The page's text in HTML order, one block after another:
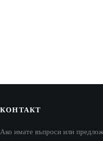
КОНТАКТ
Ако имате въпроси или